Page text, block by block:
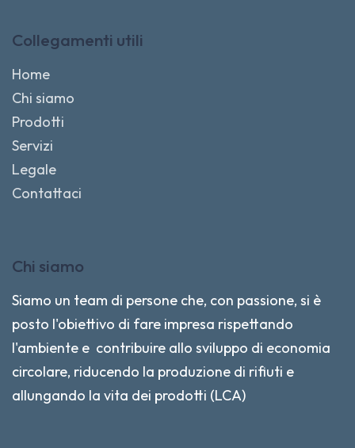
Collegamenti utili
Home
Chi siamo
Prodotti
Servizi
Legale
Contattaci
Chi siamo
Siamo un team di persone che, con passione, si è
posto l'obiettivo di fare impresa rispettando
l'ambiente e contribuire allo sviluppo di economia
circolare, riducendo la produzione di rifiuti e
allungando la vita dei prodotti (LCA)